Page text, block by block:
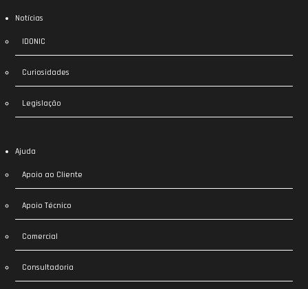
Notícias
IDONIC
Curiosidades
Legislação
Ajuda
Apoio ao Cliente
Apoio Técnico
Comercial
Consultadoria